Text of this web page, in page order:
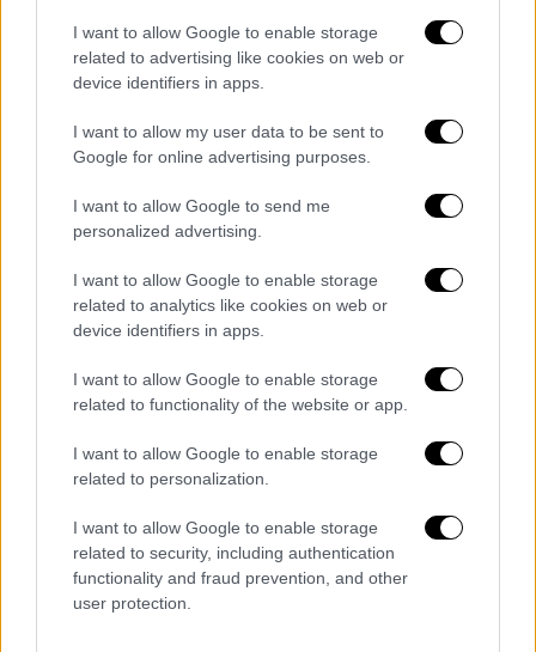
I want to allow Google to enable storage
related to advertising like cookies on web or
device identifiers in apps.
I want to allow my user data to be sent to
Google for online advertising purposes.
I want to allow Google to send me
personalized advertising.
I want to allow Google to enable storage
related to analytics like cookies on web or
device identifiers in apps.
I want to allow Google to enable storage
related to functionality of the website or app.
I want to allow Google to enable storage
related to personalization.
I want to allow Google to enable storage
related to security, including authentication
functionality and fraud prevention, and other
user protection.
Ο Σουμάχερ
βρίσκεται υπό 24ωρη ιατρική
φροντίδα μετά τοατύχημαπου του άλλαξε
τη ζωή στο σκι πριν από μια δεκαετία.
Συγκεκριμένα, ενεπλάκη σε ένα ατύχημα στο
σκι στιςγαλλικές Άλπειςπου τον οδήγησε
να περάσει αρκετούς μήνες σε κώμα.
Τα σχολιά σας δημοσιεύονται άμεσα με δική σας ευθύνη. Το
ΕΘΝΟΣ θα παρεμβαίνει και τα προσβλητικά σχόλια θα
διαγράφονται
καταχώρηση